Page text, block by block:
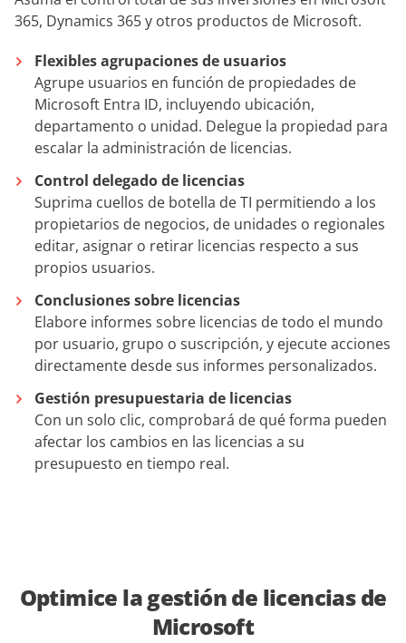
365, Dynamics 365 y otros productos de Microsoft.
Flexibles agrupaciones de usuarios
Agrupe usuarios en función de propiedades de
Microsoft Entra ID, incluyendo ubicación,
departamento o unidad. Delegue la propiedad para
escalar la administración de licencias.
Control delegado de licencias
Suprima cuellos de botella de TI permitiendo a los
propietarios de negocios, de unidades o regionales
editar, asignar o retirar licencias respecto a sus
propios usuarios.
Conclusiones sobre licencias
Elabore informes sobre licencias de todo el mundo
por usuario, grupo o suscripción, y ejecute acciones
directamente desde sus informes personalizados.
Gestión presupuestaria de licencias
Con un solo clic, comprobará de qué forma pueden
afectar los cambios en las licencias a su
presupuesto en tiempo real.
Optimice la gestión de licencias de
Microsoft